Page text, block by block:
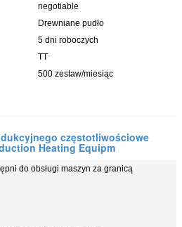
negotiable
Drewniane pudło
5 dni roboczych
TT
500 zestaw/miesiąc
częstotliwościowe
Heating Equipm
do obsługi maszyn za granicą